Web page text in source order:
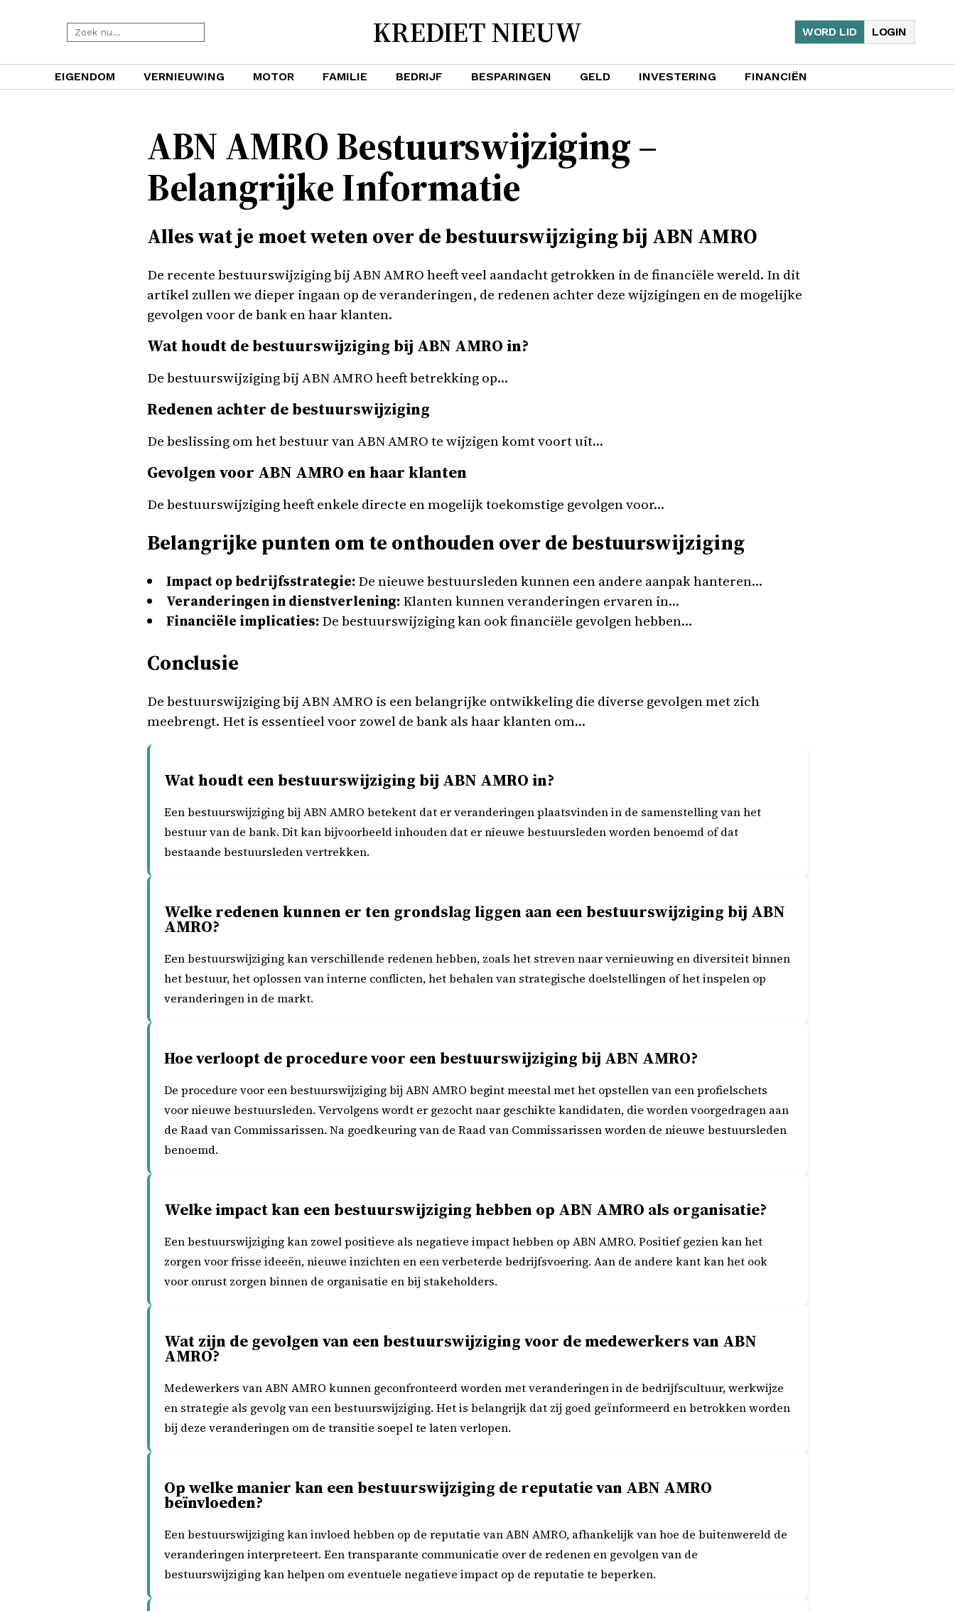
KREDIET NIEUW LOGIN
WORD LID
EIGENDOM VERNIEUWING MOTOR FAMILIE BEDRIJF BESPARINGEN GELD INVESTERING FINANCIËN
ABN AMRO Bestuurswijziging –
Belangrijke Informatie
Alles wat je moet weten over de bestuurswijziging bij ABN AMRO
De recente bestuurswijziging bij ABN AMRO heeft veel aandacht getrokken in de financiële wereld. In dit
artikel zullen we dieper ingaan op de veranderingen, de redenen achter deze wijzigingen en de mogelijke
gevolgen voor de bank en haar klanten.
Wat houdt de bestuurswijziging bij ABN AMRO in?
De bestuurswijziging bij ABN AMRO heeft betrekking op…
Redenen achter de bestuurswijziging
De beslissing om het bestuur van ABN AMRO te wijzigen komt voort uit…
Gevolgen voor ABN AMRO en haar klanten
De bestuurswijziging heeft enkele directe en mogelijk toekomstige gevolgen voor…
Belangrijke punten om te onthouden over de bestuurswijziging
Impact op bedrijfsstrategie:De nieuwe bestuursleden kunnen een andere aanpak hanteren…
Veranderingen in dienstverlening:Klanten kunnen veranderingen ervaren in…
Financiële implicaties:De bestuurswijziging kan ook financiële gevolgen hebben…
Conclusie
De bestuurswijziging bij ABN AMRO is een belangrijke ontwikkeling die diverse gevolgen met zich
meebrengt. Het is essentieel voor zowel de bank als haar klanten om…
Wat houdt een bestuurswijziging bij ABN AMRO in?
Een bestuurswijziging bij ABN AMRO betekent dat er veranderingen plaatsvinden in de samenstelling van het
bestuur van de bank. Dit kan bijvoorbeeld inhouden dat er nieuwe bestuursleden worden benoemd of dat
bestaande bestuursleden vertrekken.
Welke redenen kunnen er ten grondslag liggen aan een bestuurswijziging bij ABN
AMRO?
Een bestuurswijziging kan verschillende redenen hebben, zoals het streven naar vernieuwing en diversiteit binnen
het bestuur, het oplossen van interne conflicten, het behalen van strategische doelstellingen of het inspelen op
veranderingen in de markt.
Hoe verloopt de procedure voor een bestuurswijziging bij ABN AMRO?
De procedure voor een bestuurswijziging bij ABN AMRO begint meestal met het opstellen van een profielschets
voor nieuwe bestuursleden. Vervolgens wordt er gezocht naar geschikte kandidaten, die worden voorgedragen aan
de Raad van Commissarissen. Na goedkeuring van de Raad van Commissarissen worden de nieuwe bestuursleden
benoemd.
Welke impact kan een bestuurswijziging hebben op ABN AMRO als organisatie?
Een bestuurswijziging kan zowel positieve als negatieve impact hebben op ABN AMRO. Positief gezien kan het
zorgen voor frisse ideeën, nieuwe inzichten en een verbeterde bedrijfsvoering. Aan de andere kant kan het ook
voor onrust zorgen binnen de organisatie en bij stakeholders.
Wat zijn de gevolgen van een bestuurswijziging voor de medewerkers van ABN
AMRO?
Medewerkers van ABN AMRO kunnen geconfronteerd worden met veranderingen in de bedrijfscultuur, werkwijze
en strategie als gevolg van een bestuurswijziging. Het is belangrijk dat zij goed geïnformeerd en betrokken worden
bij deze veranderingen om de transitie soepel te laten verlopen.
Op welke manier kan een bestuurswijziging de reputatie van ABN AMRO
beïnvloeden?
Een bestuurswijziging kan invloed hebben op de reputatie van ABN AMRO, afhankelijk van hoe de buitenwereld de
veranderingen interpreteert. Een transparante communicatie over de redenen en gevolgen van de
bestuurswijziging kan helpen om eventuele negatieve impact op de reputatie te beperken.